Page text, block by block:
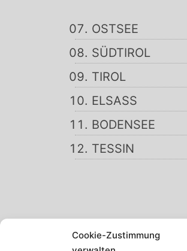
Cookie-Zustimmung
OSTSEE
SÜDTIROL
TIROL
ELSASS
BODENSEE
TESSIN
SCHWARZWALD
GARDASEE